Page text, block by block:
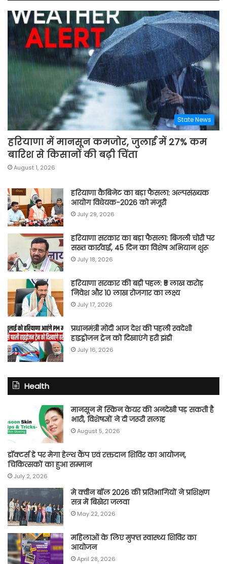
State News
हरियाणा में मानसून कमजोर, जुलाई में 27% कम
बारिश से किसानों की बढ़ी चिंता
August 1, 2026
हरियाणा कैबिनेट का बड़ा फैसला: अल्पसंख्यक
आयोग विधेयक-2026 को मंजूरी
July 29, 2026
हरियाणा सरकार का बड़ा फैसला: बिजली चोरी पर
सख्त कार्रवाई, 45 दिन का विशेष अभियान शुरू
July 18, 2026
हरियाणा सरकार की बड़ी पहल: ₹5 लाख करोड़
निवेश और 10 लाख रोजगार का लक्ष्य
July 17, 2026
प्रधानमंत्री मोदी आज देश की पहली स्वदेशी
हाइड्रोजन ट्रेन को दिखाएंगे हरी झंडी
July 16, 2026
Health
मानसून में स्किन केयर की अनदेखी पड़ सकती है
भारी, विशेषज्ञों ने दी जरूरी सलाह
August 5, 2026
डॉक्टर्स डे पर मेगा हेल्थ कैंप एवं रक्तदान शिविर का आयोजन,
चिकित्सकों का हुआ सम्मान
July 2, 2026
मे क्वीन बॉल 2026 की प्रतिभागियों ने प्रशिक्षण
सत्र में बिखेरा जलवा
May 22, 2026
महिलाओं के लिए मुफ्त स्वास्थ्य शिविर का
आयोजन
April 28, 2026